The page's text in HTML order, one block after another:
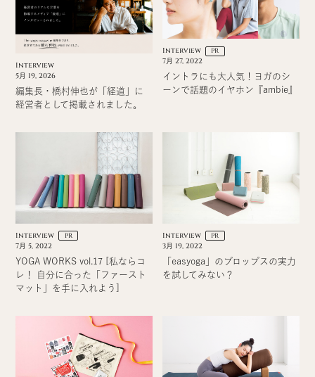
Interview
5月 19, 2026
編集長・橋村伸也が「経道」に
経営者として掲載されました。
Interview PR
7月 27, 2022
イントラにも大人気！ヨガのシ
ーンで話題のイヤホン『ambie』
Interview PR
7月 5, 2022
YOGA WORKS vol.17 [私ならコ
レ！ 自分に合った「ファースト
マット」を手に入れよう]
Interview PR
3月 19, 2022
「easyoga」のプロップスの実力
を試してみない？